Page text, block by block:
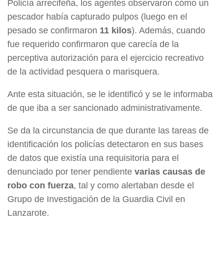
Policía arrecifeña, los agentes observaron cómo un
pescador había capturado pulpos (luego en el
pesado se confirmaron 11 kilos). Además, cuando
fue requerido confirmaron que carecía de la
perceptiva autorización para el ejercicio recreativo
de la actividad pesquera o marisquera.
Ante esta situación, se le identificó y se le informaba
de que iba a ser sancionado administrativamente.
Se da la circunstancia de que durante las tareas de
identificación los policías detectaron en sus bases
de datos que existía una requisitoria para el
denunciado por tener pendiente varias causas de
robo con fuerza, tal y como alertaban desde el
Grupo de Investigación de la Guardia Civil en
Lanzarote.